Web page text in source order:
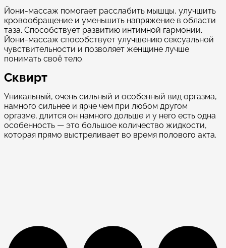
Йони-массаж помогает расслабить мышцы, улучшить
кровообращение и уменьшить напряжение в области
таза. Способствует развитию интимной гармонии.
Йони-массаж способствует улучшению сексуальной
чувствительности и позволяет женщине лучше
понимать своё тело.
Сквирт
Уникальный, очень сильный и особенный вид оргазма,
намного сильнее и ярче чем при любом другом
оргазме, длится он намного дольше и у него есть одна
особенность — это большое количество жидкости,
которая прямо выстреливает во время полового акта.